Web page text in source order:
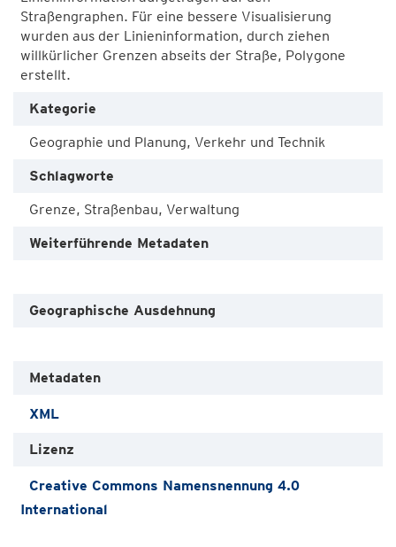
Straßengraphen. Für eine bessere Visualisierung
wurden aus der Linieninformation, durch ziehen
willkürlicher Grenzen abseits der Straße, Polygone
erstellt.
Kategorie
Geographie und Planung, Verkehr und Technik
Schlagworte
Grenze, Straßenbau, Verwaltung
Weiterführende Metadaten
Geographische Ausdehnung
Metadaten
XML
Lizenz
Creative Commons Namensnennung 4.0
International